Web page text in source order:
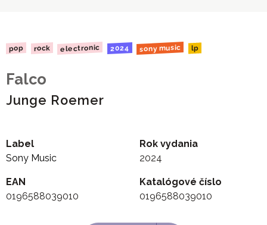
pop rock electronic 2024 sony music lp
Falco
Junge Roemer
Label
Sony Music
Rok vydania
2024
EAN
0196588039010
Katalógové číslo
0196588039010